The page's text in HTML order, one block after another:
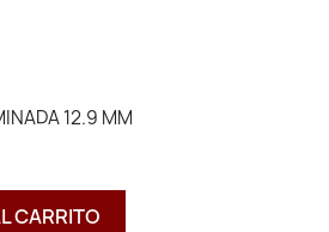
12.9 MM
CARRITO